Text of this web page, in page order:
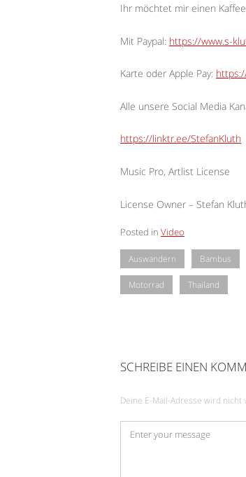
Ihr möchtet mir einen
Mit Paypal: https://www.s-
Karte oder Apple Pay:
Alle unsere Social Media
https://linktr.ee/StefanKluth
Music Pro, Artlist License
License Owner – Stefan
Posted in Video
Auswandern Bambus
Motorrad Thailand
SCHREIBE EINEN
Deine E-Mail-Adresse wird nicht
Kommentar